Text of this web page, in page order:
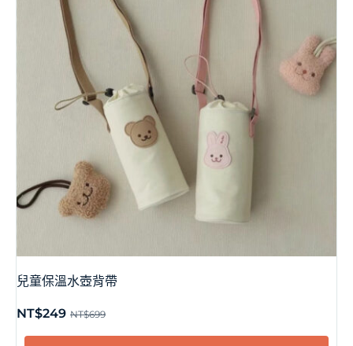
兒童保溫水壺背帶
NT$699
NT$249